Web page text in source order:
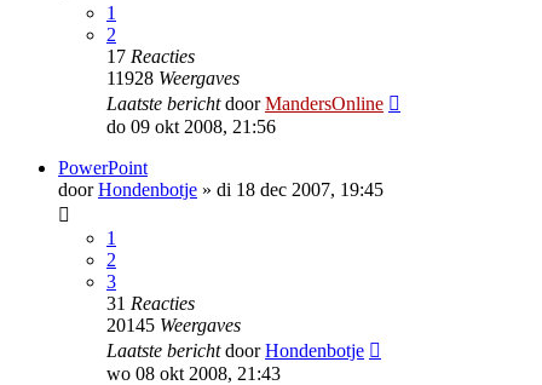
1
2
17 Reacties
11928 Weergaves
Laatste berichtdoorMandersOnline
do 09 okt 2008, 21:56
PowerPoint
doorHondenbotje » di 18 dec 2007, 19:45
1
2
3
31 Reacties
20145 Weergaves
Laatste berichtdoorHondenbotje
wo 08 okt 2008, 21:43